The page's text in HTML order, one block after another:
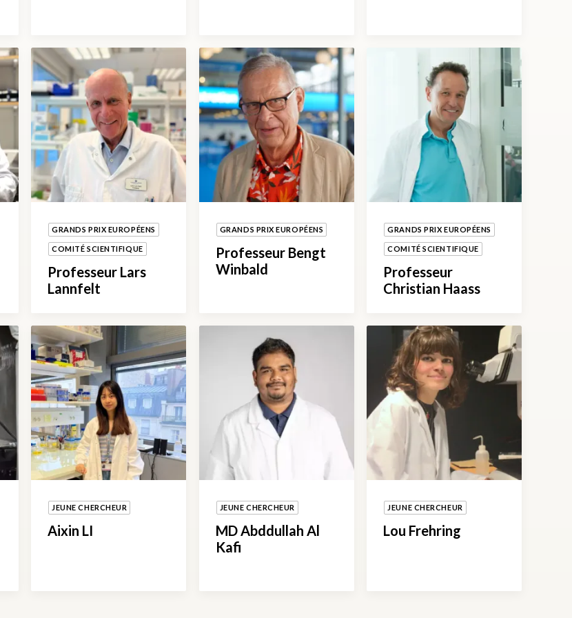
GRANDS PRIX EUROPÉENS
COMITÉ SCIENTIFIQUE
Professeur Lars
Lannfelt
GRANDS PRIX EUROPÉENS
Professeur Bengt
Winbald
GRANDS PRIX EUROPÉENS
COMITÉ SCIENTIFIQUE
Professeur
Christian Haass
JEUNE CHERCHEUR
Aixin LI
JEUNE CHERCHEUR
MD Abddullah Al
Kafi
JEUNE CHERCHEUR
Lou Frehring